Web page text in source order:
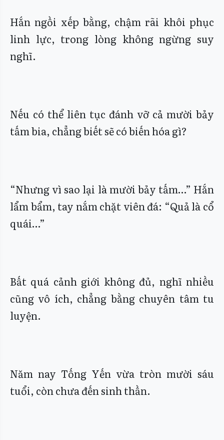
Hắn ngồi xếp bằng, chậm rãi khôi phục
linh lực, trong lòng không ngừng suy
nghĩ.
Nếu có thể liên tục đánh vỡ cả mười bảy
tấm bia, chẳng biết sẽ có biến hóa gì?
“Nhưng vì sao lại là mười bảy tấm…” Hắn
lẩm bẩm, tay nắm chặt viên đá: “Quả là cổ
quái…”
Bất quá cảnh giới không đủ, nghĩ nhiều
cũng vô ích, chẳng bằng chuyên tâm tu
luyện.
Năm nay Tống Yến vừa tròn mười sáu
tuổi, còn chưa đến sinh thần.